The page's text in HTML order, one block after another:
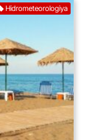
Hidrometeorologiya